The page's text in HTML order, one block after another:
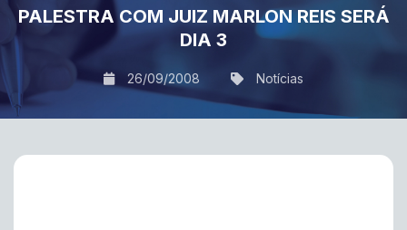
PALESTRA COM JUIZ MARLON REIS SERÁ
DIA 3
26/09/2008 Notícias